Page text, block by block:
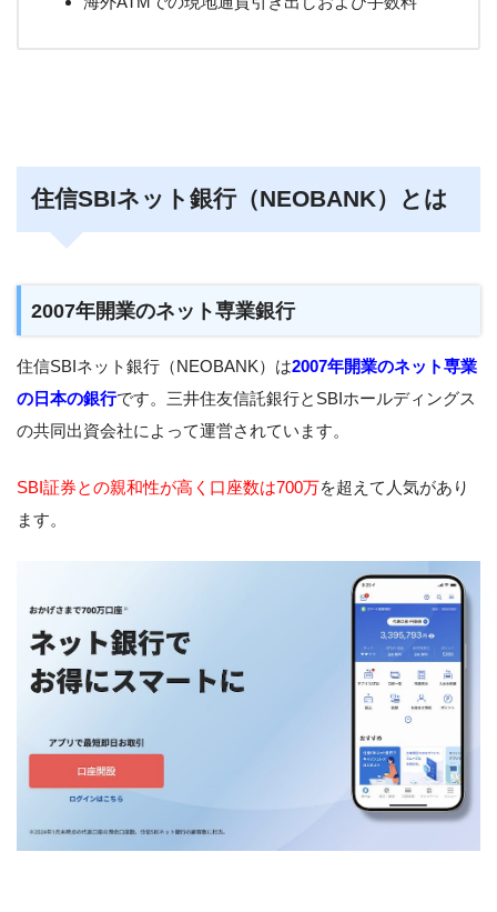
住信SBIネット銀行（NEOBANK）とは
2007年開業のネット専業銀行
住信SBIネット銀行（NEOBANK）は2007年開業のネット専業
の日本の銀行です。三井住友信託銀行とSBIホールディングス
の共同出資会社によって運営されています。
SBI証券との親和性が高く口座数は700万を超えて人気があり
ます。